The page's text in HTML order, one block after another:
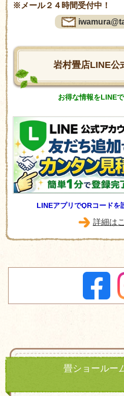
※メール２４時間受付中！
岩村畳店LINE公
お得な情報をLINE
LINEアプリでQRコードを
詳細は
畳ショールー